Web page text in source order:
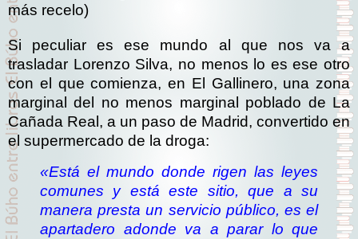
más recelo)
Si peculiar es ese mundo al que nos va a
trasladar Lorenzo Silva, no menos lo es ese otro
con el que comienza, en El Gallinero, una zona
marginal del no menos marginal poblado de La
Cañada Real, a un paso de Madrid, convertido en
el supermercado de la droga:
«Está el mundo donde rigen las leyes
comunes y está este sitio, que a su
manera presta un servicio público, es el
apartadero adonde va a parar lo que